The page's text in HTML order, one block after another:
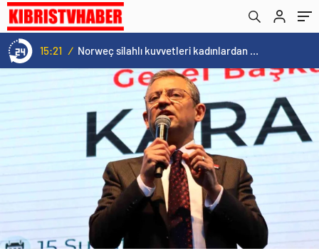
15:21 / Norweç silahlı kuvvetleri kadınlardan oluşan özel kuvvetler eğitimlerini başlattı.
destek istedi